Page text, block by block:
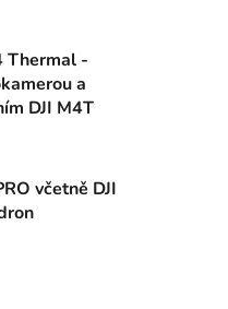
Thermal -
a
DJI M4T
včetně DJI